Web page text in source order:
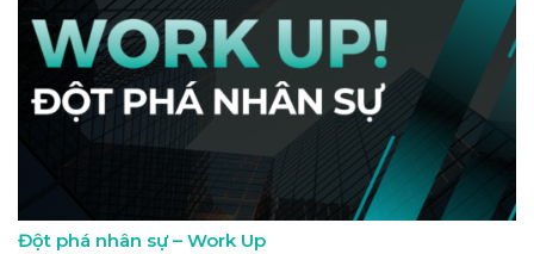
Đột phá nhân sự – Work Up